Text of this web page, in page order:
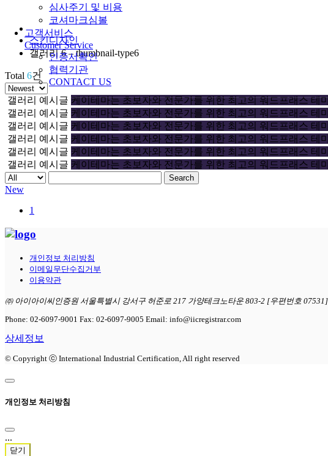
심사주기 및 비용
코셔마크심볼
고객서비스
Customer Service
인증서확인
협력기관
CONTACT US
스킨디자인
갤러리 6 – thumbnail-type6
Total 6건
갤러리 예시글 케이테마는 초보자와 전문가를 위한 최고의 워드프래스 테
갤러리 예시글 케이테마는 초보자와 전문가를 위한 최고의 워드프래스 테
갤러리 예시글 케이테마는 초보자와 전문가를 위한 최고의 워드프래스 테
갤러리 예시글 케이테마는 초보자와 전문가를 위한 최고의 워드프래스 테
갤러리 예시글 케이테마는 초보자와 전문가를 위한 최고의 워드프래스 테
갤러리 예시글 케이테마는 초보자와 전문가를 위한 최고의 워드프래스 테
Search
New
1
개인정보 처리방침
이메일무단수집거부
이용약관
㈜ 아이아이씨인증원 서울특별시 강서구 허준로 217 가양테크노타운 803-2 [우편번호 07531]
Phone: 02-6097-9001 Fax: 02-6097-9005 Email: info@iicregistrar.com
상세정보
© Copyright ⓒ International Industrial Certification, All right reserved
개인정보 처리방침
...
닫기